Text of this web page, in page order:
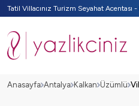
Tatil Villacınız Turizm Seyahat Acentası
Anasayfa Antalya Kalkan Üzümlü